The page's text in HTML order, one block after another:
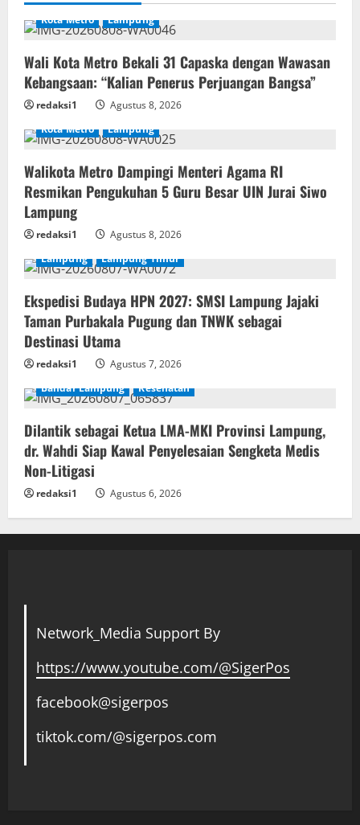
Kota Metro Lampung
Wali Kota Metro Bekali 31 Capaska dengan Wawasan
Kebangsaan: “Kalian Penerus Perjuangan Bangsa”
redaksi1
Agustus 8, 2026
Kota Metro
Lampung
Walikota Metro Dampingi Menteri Agama RI
Resmikan Pengukuhan 5 Guru Besar UIN Jurai Siwo
Lampung
redaksi1
Agustus 8, 2026
Lampung
Lampung Timur
Ekspedisi Budaya HPN 2027: SMSI Lampung Jajaki
Taman Purbakala Pugung dan TNWK sebagai
Destinasi Utama
redaksi1
Agustus 7, 2026
Bandar Lampung
Kesehatan
Dilantik sebagai Ketua LMA-MKI Provinsi Lampung,
dr. Wahdi Siap Kawal Penyelesaian Sengketa Medis
Non-Litigasi
redaksi1 Agustus 6, 2026
Network_Media Support By
https://www.youtube.com/@SigerPos
facebook@sigerpos
tiktok.com/@sigerpos.com